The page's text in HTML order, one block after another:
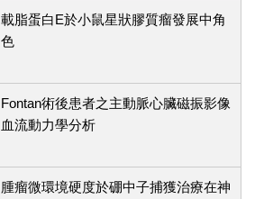
載脂蛋白E於小鼠星狀膠質瘤發展中角
色
Fontan術後患者之主動脈心臟磁振影像
血流動力學分析
腫瘤微環境硬度於硼中子捕獲治療在神